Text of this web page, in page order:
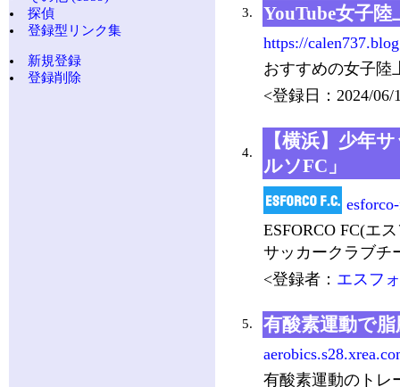
探偵
登録型リンク集
新規登録
登録削除
3. YouTube女子陸
https://
おすすめの女子陸
<登録日：2024/06/
4.
【横浜】少年
ルソFC」
ESFORCO FC(エ
サッカークラブチ
<登録者： エスフ
5. 有酸素運動で
有酸素運動のトレ